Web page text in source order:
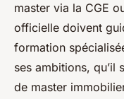
master via la CGE
officielle doivent
formation
ses ambitions, qu’il
de master